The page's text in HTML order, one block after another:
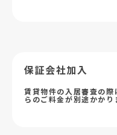
保証会社加入
賃貸物件の入居審査の
らのご料金が別途かかり